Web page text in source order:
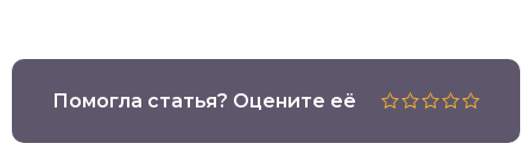
Помогла статья? Оцените её